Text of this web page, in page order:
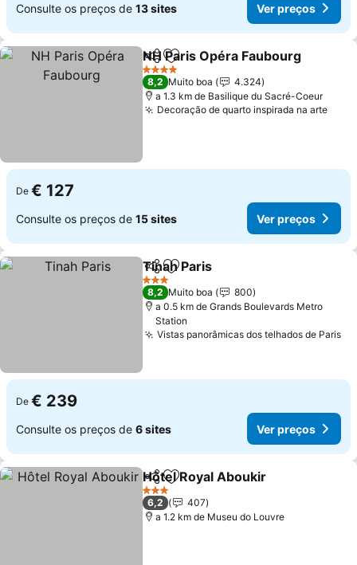
Consulte os preços de 13 sites Ver preços
PartilharAdicionar aos favoritos
NH Paris Opéra Faubourg
4 Estrelas
8,2 Muito boa
4.324
a 1.3 km de Basilique du Sacré-Coeur
Decoração de quarto inspirada na arteVer
De € 127
Consulte os preços de 15 sites Ver preços
PartilharAdicionar aos favoritos
Tinah Paris
3 Estrelas
8,2 Muito boa
800
a 0.5 km de Grands Boulevards Metro
Station
Vistas panorâmicas dos telhados de Paris
De € 239
Consulte os preços de 6 sites Ver preços
PartilharAdicionar aos favoritos
Hôtel Royal Aboukir
3 Estrelas
6,2
407
a 1.2 km de Museu do Louvre